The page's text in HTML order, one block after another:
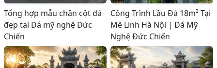
Tổng hợp mẫu chân cột đá
đẹp tại Đá mỹ nghệ Đức
Chiến
Công Trình Lầu Đá 18m² Tại
Mê Linh Hà Nội | Đá Mỹ
Nghệ Đức Chiến